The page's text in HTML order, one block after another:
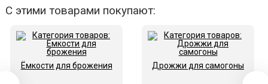
С этими товарами покупают:
Ёмкости для брожения Дрожжи для самогоны